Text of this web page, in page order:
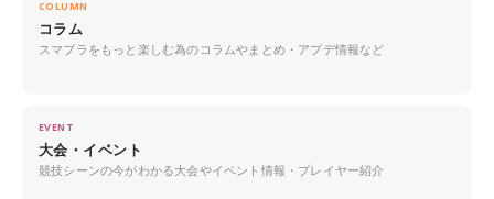
COLUMN
コラム
スマブラをもっと楽しむ為のコラムやまとめ・アプデ情報など
EVENT
大会・イベント
競技シーンの今がわかる大会やイベント情報・プレイヤー紹介